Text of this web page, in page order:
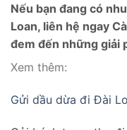
Nếu bạn đang có
Loan, liên hệ ngay
đem đến những giải
Xem thêm:
Gửi dầu dừa đi Đài